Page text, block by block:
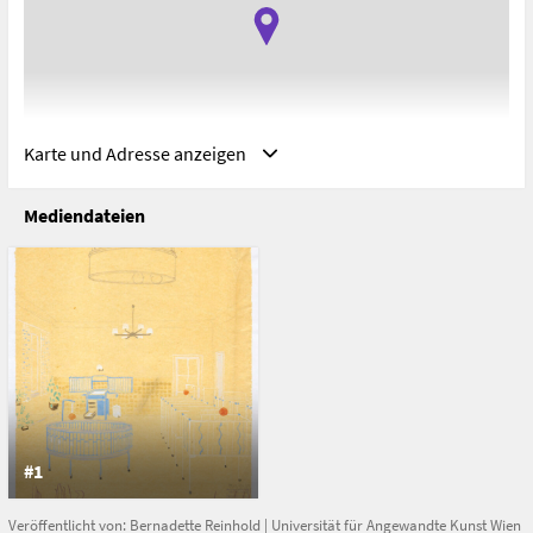
New York, USA
United States
Karte und Adresse anzeigen
Mediendateien
#1
Veröffentlicht von: Bernadette Reinhold | Universität für Angewandte Kunst Wien